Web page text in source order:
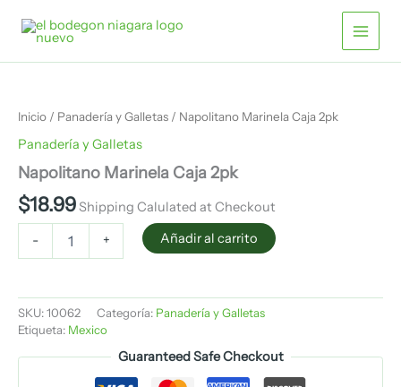
contenido
Inicio / Panadería y Galletas / Napolitano Marinela Caja 2pk
Panadería y Galletas
Napolitano Marinela Caja 2pk
$18.99 Shipping Calulated at Checkout
-
2pk
cantidad
+ Añadir al carrito
SKU:10062 Categoría: Panadería y Galletas
Etiqueta: Mexico
Guaranteed Safe Checkout